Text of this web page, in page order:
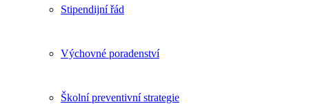
Stipendijní řád
Výchovné poradenství
Školní preventivní strategie